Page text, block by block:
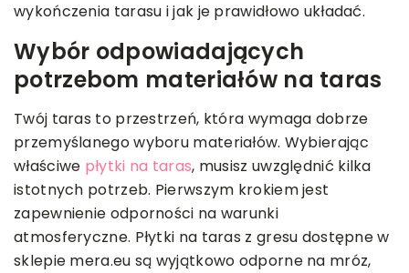
wykończenia tarasu i jak je prawidłowo układać.
Wybór odpowiadających
potrzebom materiałów na taras
Twój taras to przestrzeń, która wymaga dobrze
przemyślanego wyboru materiałów. Wybierając
właściwe płytki na taras, musisz uwzględnić kilka
istotnych potrzeb. Pierwszym krokiem jest
zapewnienie odporności na warunki
atmosferyczne. Płytki na taras z gresu dostępne w
sklepie mera.eu są wyjątkowo odporne na mróz,